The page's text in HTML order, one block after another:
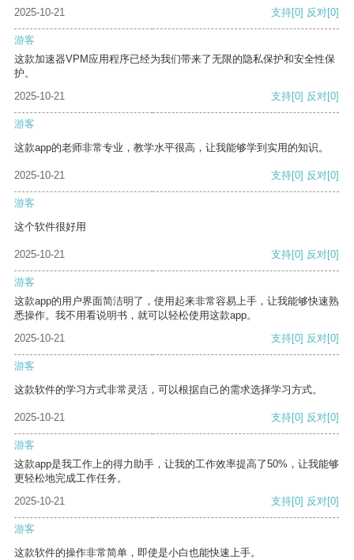
2025-10-21 支持[0] 反对[0]
游客
这款加速器VPM应用程序已经为我们带来了无限的隐私保护和安全性保
护。
2025-10-21
支持[0] 反对[0]
游客
这款app的老师非常专业，教学水平很高，让我能够学到实用的知识。
2025-10-21 支持[0] 反对[0]
游客
这个软件很好用
2025-10-21 支持[0] 反对[0]
游客
这款app的用户界面简洁明了，使用起来非常容易上手，让我能够快速熟
悉操作。我不用看说明书，就可以轻松使用这款app。
2025-10-21
支持[0] 反对[0]
游客
这款软件的学习方式非常灵活，可以根据自己的需求选择学习方式。
2025-10-21 支持[0] 反对[0]
游客
这款app是我工作上的得力助手，让我的工作效率提高了50%，让我能够
更轻松地完成工作任务。
2025-10-21
支持[0] 反对[0]
游客
这款软件的操作非常简单，即使是小白也能快速上手。